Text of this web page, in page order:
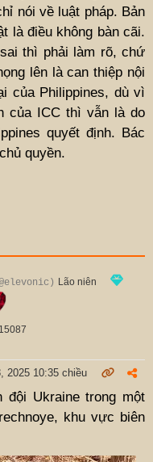
nói về luật pháp. Bản
là điều không bàn cãi.
thì phải làm rõ, chứ
lên là can thiệp nội
của Philippines, dù vì
của ICC thì vẫn là do
quyết định. Bác
quyền.
Lão niên
2025 10:35 chiều
đội Ukraine trong một
khu vực biên